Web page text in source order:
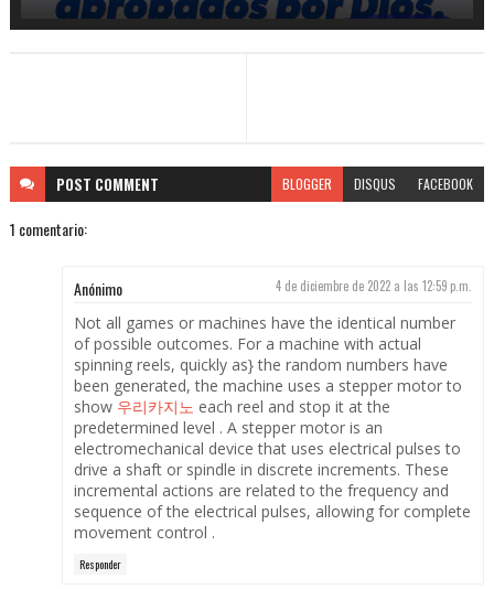
POST COMMENT BLOGGER DISQUS FACEBOOK
1 comentario:
Anónimo 4 de diciembre de 2022 a las 12:59 p.m.
Not all games or machines have the identical number
of possible outcomes. For a machine with actual
spinning reels, quickly as} the random numbers have
been generated, the machine uses a stepper motor to
show 우리카지노 each reel and stop it at the
predetermined level . A stepper motor is an
electromechanical device that uses electrical pulses to
drive a shaft or spindle in discrete increments. These
incremental actions are related to the frequency and
sequence of the electrical pulses, allowing for complete
movement control .
Responder